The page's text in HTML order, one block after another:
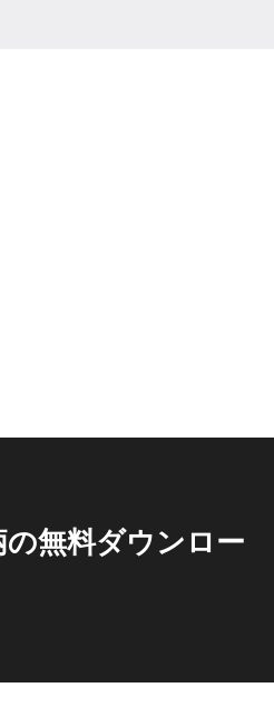
の無料ダウンロー